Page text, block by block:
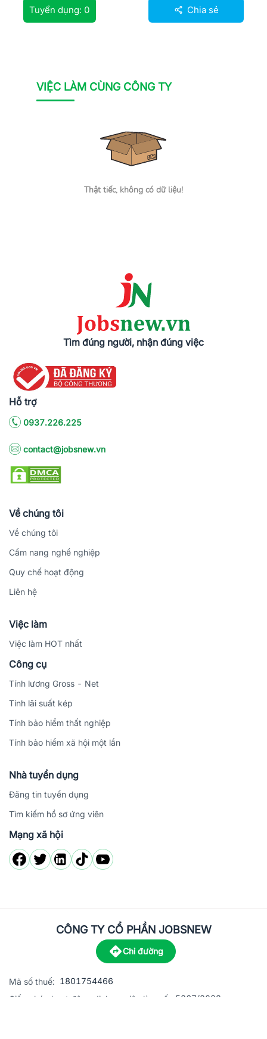
Tuyển dụng: 0 Chia sẻ
VIỆC LÀM CÙNG CÔNG TY
Thật tiếc, không có dữ liệu!
Tìm đúng người, nhận đúng việc
Hỗ trợ
0937.226.225
contact@jobsnew.vn
Về chúng tôi
Về chúng tôi
Cẩm nang nghề nghiệp
Quy chế hoạt động
Liên hệ
Việc làm
Việc làm HOT nhất
Công cụ
Tính lương Gross - Net
Tính lãi suất kép
Tính bảo hiểm thất nghiệp
Tính bảo hiểm xã hội một lần
Nhà tuyển dụng
Đăng tin tuyển dụng
Tìm kiếm hồ sơ ứng viên
Mạng xã hội
CÔNG TY CỔ PHẦN JOBSNEW
Chỉ đường
Mã số thuế: 1801754466
Giấy phép hoạt động dịch vụ việc làm số:
5867/2023